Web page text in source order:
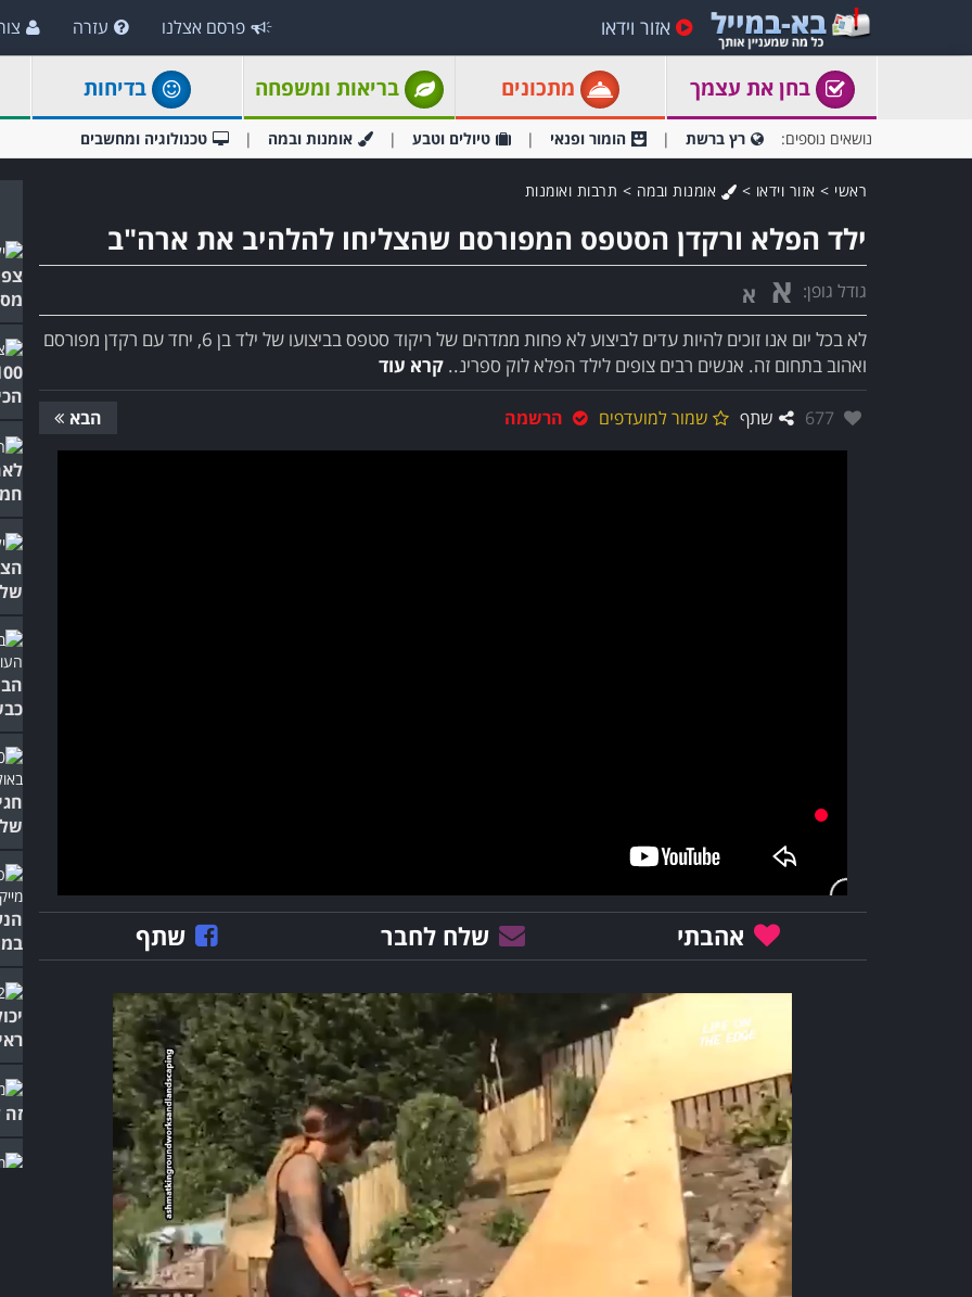
אזור וידאו פרסם אצלנו עזרה
בחן את עצמך מתכונים בריאות ומשפחה בדיחות
נושאים נוספים: רץ ברשת הומור ופנאי טיולים וטבע אומנות ובמה טכנולוגיה ומחשבים
ראשי > אזור וידאו > אומנות ובמה > תרבות ואומנות
ילד הפלא ורקדן הסטפס המפורסם שהצליחו להלהיב את ארה"ב
גודל גופן: א א
לא בכל יום אנו זוכים להיות עדים לביצוע לא פחות ממדהים של ריקוד סטפס בביצועו של ילד בן 6, יחד עם רקדן מפורסם
ואהוב בתחום זה. אנשים רבים צופים לילד הפלא לוק ספרינ.. קרא עוד
אהבו:
677 שתף שמור למועדפים הרשמה הבא
אהבתי שלח לחבר שתף